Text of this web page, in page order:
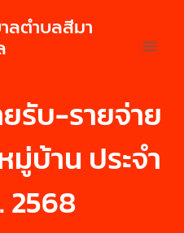
ลตำบลสีมา
รับ-รายจ่าย
มู่บ้าน ประจำ
2568